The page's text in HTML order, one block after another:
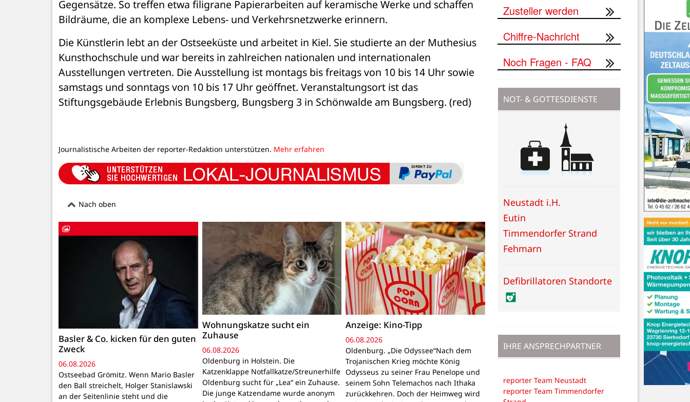
Gegensätze. So treffen etwa filigrane Papierarbeiten auf keramische Werke und schaffen
Bildräume, die an komplexe Lebens- und Verkehrsnetzwerke erinnern.
Die Künstlerin lebt an der Ostseeküste und arbeitet in Kiel. Sie studierte an der Muthesius
Kunsthochschule und war bereits in zahlreichen nationalen und internationalen
Ausstellungen vertreten. Die Ausstellung ist montags bis freitags von 10 bis 14 Uhr sowie
samstags und sonntags von 10 bis 17 Uhr geöffnet. Veranstaltungsort ist das
Stiftungsgebäude Erlebnis Bungsberg, Bungsberg 3 in Schönwalde am Bungsberg. (red)
Journalistische Arbeiten der reporter-Redaktion unterstützen. Mehr erfahren
Nach oben
Basler & Co. kicken für den guten
Zweck
06.08.2026
Ostseebad Grömitz. Wenn Mario Basler
den Ball streichelt, Holger Stanislawski
an der Seitenlinie steht und die
Wohnungskatze sucht ein
Zuhause
06.08.2026
Oldenburg in Holstein. Die
Katzenklappe Notfallkatze/Streunerhilfe
Oldenburg sucht für „Lea“ ein Zuhause.
Die junge Katzendame wurde anonym
Anzeige: Kino-Tipp
06.08.2026
Oldenburg. „Die Odyssee“Nach dem
Trojanischen Krieg möchte König
Odysseus zu seiner Frau Penelope und
seinem Sohn Telemachos nach Ithaka
zurückkehren. Doch der Heimweg wird
Zusteller werden
Chiffre-Nachricht
Noch Fragen - FAQ
NOT- & GOTTESDIENSTE
Neustadt i.H.
Eutin
Timmendorfer Strand
Fehmarn
Defibrillatoren Standorte
IHRE ANSPRECHPARTNER
reporter Team Neustadt
reporter Team Timmendorfer